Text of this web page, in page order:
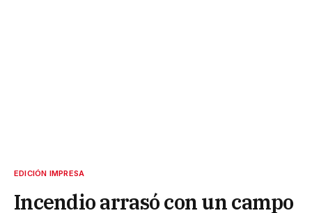
EDICIÓN IMPRESA
Incendio arrasó con un campo